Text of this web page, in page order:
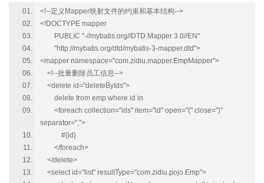
<!--定义Mapper映射文件的约束和基本结构-->
<!DOCTYPE mapper
PUBLIC "-//mybatis.org//DTD Mapper 3.0//EN"
"http://mybatis.org/dtd/mybatis-3-mapper.dtd">
<mapper namespace="com.zidiu.mapper.EmpMapper">
<!--批量删除员工信息-->
<delete id="deleteByIds">
delete from emp where id in
<foreach collection="ids" item="id" open="(" close=")"
separator=",">
#{id}
</foreach>
</delete>
<select id="list" resultType="com.zidiu.pojo.Emp">